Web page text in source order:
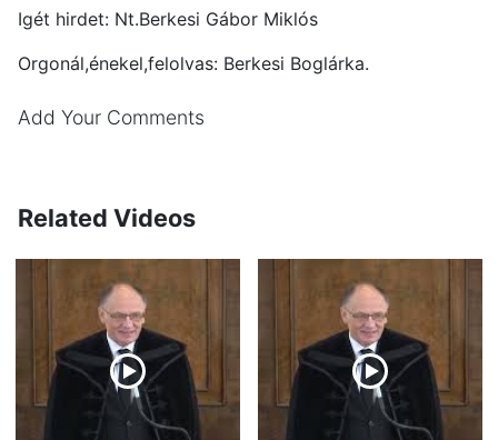
Igét hirdet: Nt.Berkesi Gábor Miklós
Orgonál,énekel,felolvas: Berkesi Boglárka.
Add Your Comments
Related Videos